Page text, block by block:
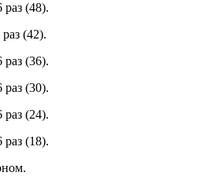
раз (48).
(42).
раз (36).
раз (30).
раз (24).
раз (18).